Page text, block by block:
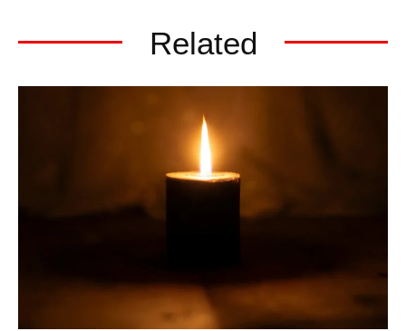
Related